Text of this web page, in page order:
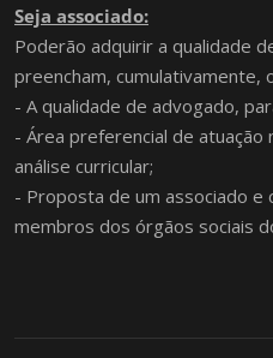
Seja associado:
Poderão adquirir a qualidade
preencham,
- A qualidade de advogado,
- Área preferencial de
análise curricular;
- Proposta de um associado e
membros dos órgãos sociais